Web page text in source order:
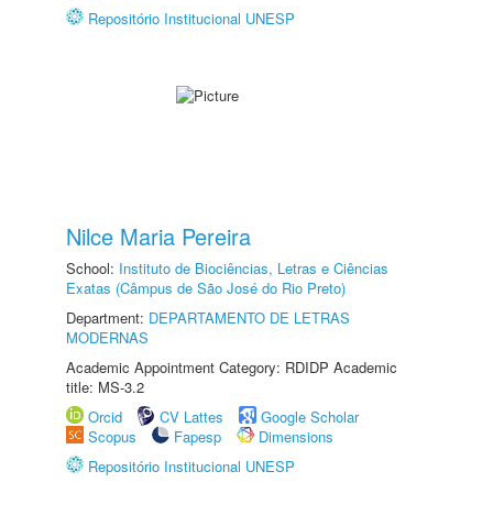
Repositório Institucional UNESP
Nilce Maria Pereira
School: Instituto de Biociências, Letras e Ciências
Exatas (Câmpus de São José do Rio Preto)
Department: DEPARTAMENTO DE LETRAS
MODERNAS
Academic Appointment Category: RDIDP Academic
title: MS-3.2
Orcid
CV Lattes
Google Scholar
Scopus
Fapesp
Dimensions
Repositório Institucional UNESP